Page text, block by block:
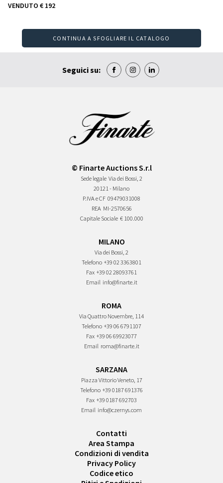
VENDUTO € 192
CONTINUA A SFOGLIARE IL CATALOGO
Seguici su:
© Finarte Auctions S.r.l
Sede legale Via dei Bossi, 2
20121 - Milano
P.IVA e CF 09479031008
REA MI-2570656
Capitale Sociale € 100.000
MILANO
Via dei Bossi, 2
Telefono +39 02 3363801
Fax +39 02 28093761
Email info@finarte.it
ROMA
Via Quattro Novembre, 114
Telefono +39 06 6791107
Fax +39 06 69923077
Email roma@finarte.it
SARZANA
Piazza Vittorio Veneto, 17
Telefono +39 0187 691376
Fax +39 0187 692703
Email info@czernys.com
Contatti
Area Stampa
Condizioni di vendita
Privacy Policy
Codice etico